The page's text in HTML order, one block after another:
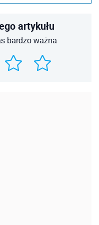
artykułu
bardzo ważna